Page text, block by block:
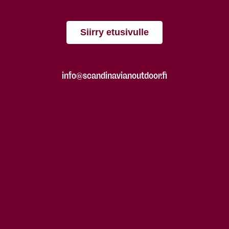
Siirry etusivulle
info@scandinavianoutdoor.fi